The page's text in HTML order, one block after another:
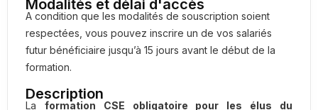
Modalités et délai d'accès
A condition que les modalités de souscription soient
respectées, vous pouvez inscrire un de vos salariés
futur bénéficiaire jusqu’à 15 jours avant le début de la
formation.
Description
La formation CSE obligatoire pour les élus du